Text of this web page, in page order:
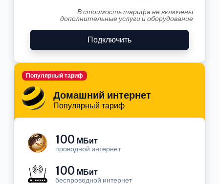
В стоимость тарифа не включены
дополнительные услуги и оборудование
Подключить
Домашний интернет
Популярный тариф
Популярный тариф
100 МБит
проводной интернет
100 МБит
беспроводной интернет